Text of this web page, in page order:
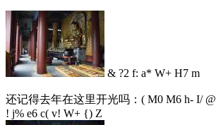
& ?2 f: a* W+ H7 m
还记得去年在这里开光吗： ( M0 M6 h- I/
! j% e6 c( v! W+ {) Z